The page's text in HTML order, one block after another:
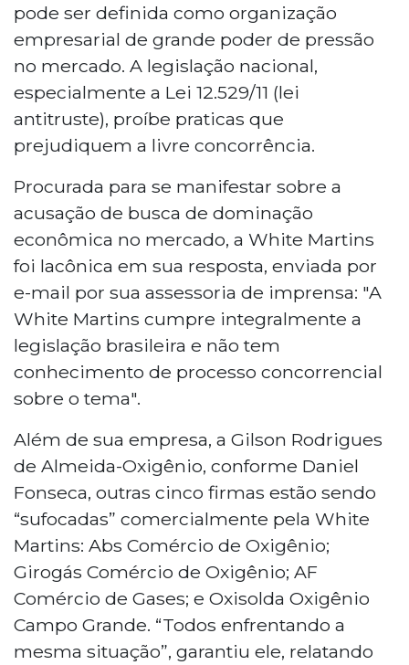
pode ser definida como organização
empresarial de grande poder de pressão
no mercado. A legislação nacional,
especialmente a Lei 12.529/11 (lei
antitruste), proíbe praticas que
prejudiquem a livre concorrência.
Procurada para se manifestar sobre a
acusação de busca de dominação
econômica no mercado, a White Martins
foi lacônica em sua resposta, enviada por
e-mail por sua assessoria de imprensa: "A
White Martins cumpre integralmente a
legislação brasileira e não tem
conhecimento de processo concorrencial
sobre o tema".
Além de sua empresa, a Gilson Rodrigues
de Almeida-Oxigênio, conforme Daniel
Fonseca, outras cinco firmas estão sendo
“sufocadas” comercialmente pela White
Martins: Abs Comércio de Oxigênio;
Girogás Comércio de Oxigênio; AF
Comércio de Gases; e Oxisolda Oxigênio
Campo Grande. “Todos enfrentando a
mesma situação”, garantiu ele, relatando